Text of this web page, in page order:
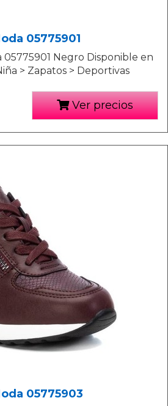
05775901
Negro Disponible en
> Zapatos > Deportivas
Ver precios
05775903